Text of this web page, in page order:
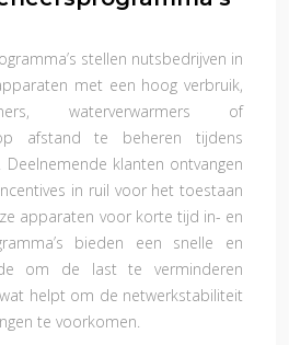
stellen nutsbedrijven in
met een hoog verbruik,
waterverwarmers of
afstand te beheren tijdens
klanten ontvangen
in ruil voor het toestaan
apparaten voor korte tijd in- en
bieden een snelle en
om de last te verminderen
helpt om de netwerkstabiliteit
te voorkomen.